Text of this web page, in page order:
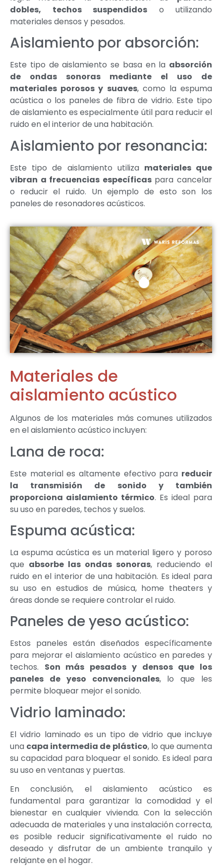
dobles, techos suspendidos o utilizando
materiales densos y pesados.
Aislamiento por absorción:
Este tipo de aislamiento se basa en la absorción
de ondas sonoras mediante el uso de
materiales porosos y suaves, como la espuma
acústica o los paneles de fibra de vidrio. Este tipo
de aislamiento es especialmente útil para reducir el
ruido en el interior de una habitación.
Aislamiento por resonancia:
Este tipo de aislamiento utiliza materiales que
vibran a frecuencias específicaspara cancelar
o reducir el ruido. Un ejemplo de esto son los
paneles de resonadores acústicos.
Materiales de
aislamiento acústico
Algunos de los materiales más comunes utilizados
en el aislamiento acústico incluyen:
Lana de roca:
Este material es altamente efectivo para reducir
la transmisión de sonido y también
proporciona aislamiento térmico. Es ideal para
su uso en paredes, techos y suelos.
Espuma acústica:
La espuma acústica es un material ligero y poroso
que absorbe las ondas sonoras, reduciendo el
ruido en el interior de una habitación. Es ideal para
su uso en estudios de música, home theaters y
áreas donde se requiere controlar el ruido.
Paneles de yeso acústico:
Estos paneles están diseñados específicamente
para mejorar el aislamiento acústico en paredes y
techos. Son más pesados y densos que los
paneles de yeso convencionales, lo que les
permite bloquear mejor el sonido.
Vidrio laminado:
El vidrio laminado es un tipo de vidrio que incluye
una capa intermedia de plástico, lo que aumenta
su capacidad para bloquear el sonido. Es ideal para
su uso en ventanas y puertas.
En conclusión, el aislamiento acústico es
fundamental para garantizar la comodidad y el
bienestar en cualquier vivienda. Con la selección
adecuada de materiales y una instalación correcta,
es posible reducir significativamente el ruido no
deseado y disfrutar de un ambiente tranquilo y
relajante en el hogar.